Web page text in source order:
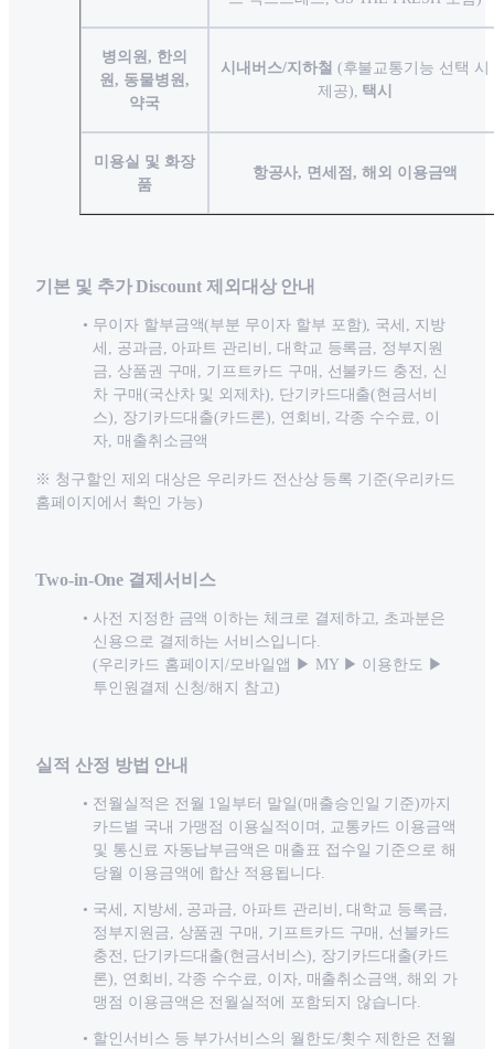
병의원, 한의
원, 동물병원,
약국
시내버스/지하철 (후불교통기능 선택 시
제공), 택시
미용실 및 화장
품
항공사, 면세점, 해외 이용금액
기본 및 추가 Discount 제외대상 안내
무이자 할부금액(부분 무이자 할부 포함), 국세, 지방
세, 공과금, 아파트 관리비, 대학교 등록금, 정부지원
금, 상품권 구매, 기프트카드 구매, 선불카드 충전, 신
차 구매(국산차 및 외제차), 단기카드대출(현금서비
스), 장기카드대출(카드론), 연회비, 각종 수수료, 이
자, 매출취소금액
※ 청구할인 제외 대상은 우리카드 전산상 등록 기준(우리카드
홈페이지에서 확인 가능)
Two-in-One 결제서비스
사전 지정한 금액 이하는 체크로 결제하고, 초과분은
신용으로 결제하는 서비스입니다.‌
(우리카드 홈페이지/모바일앱 ▶ MY ▶ 이용한도 ▶
투인원결제 신청/해지 참고)
실적 산정 방법 안내
전월실적은 전월 1일부터 말일(매출승인일 기준)까지
카드별 국내 가맹점 이용실적이며, 교통카드 이용금액
및 통신료 자동납부금액은 매출표 접수일 기준으로 해
당월 이용금액에 합산 적용됩니다.
국세, 지방세, 공과금, 아파트 관리비, 대학교 등록금,
정부지원금, 상품권 구매, 기프트카드 구매, 선불카드
충전, 단기카드대출(현금서비스), 장기카드대출(카드
론), 연회비, 각종 수수료, 이자, 매출취소금액, 해외 가
맹점 이용금액은 전월실적에 포함되지 않습니다.
할인서비스 등 부가서비스의 월한도/횟수 제한은 전월